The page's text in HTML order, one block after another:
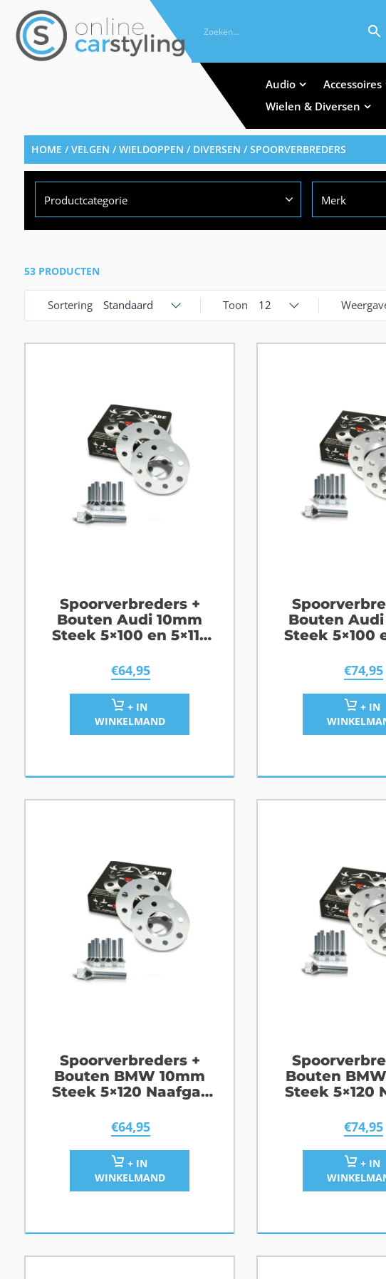
Audio Accessoires
Wielen & Diversen
HOME /VELGEN / WIELDOPPEN / DIVERSEN / SPOORVERBREDERS
Productcategorie Merk
53 PRODUCTEN
Sortering Standaard Toon 12
Spoorverbreders +
Bouten Audi 10mm
Steek 5×100 en 5×112
€64,95
+ IN
WINKELMAND
Bouten
Steek 5×100
€74,95
+ IN
Spoorverbreders +
Bouten BMW 10mm
Steek 5×120 Naafgat
€64,95
+ IN
WINKELMAND
Bouten
Steek 5×120
€74,95
+ IN